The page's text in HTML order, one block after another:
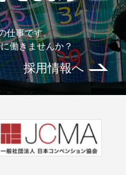
仕事です。
働きませんか？
採用情報へ